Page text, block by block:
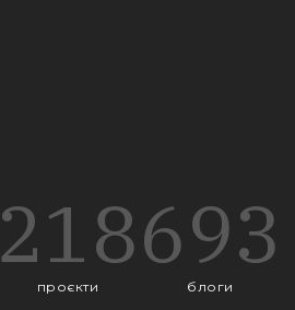
218
проєкти
693
блоги